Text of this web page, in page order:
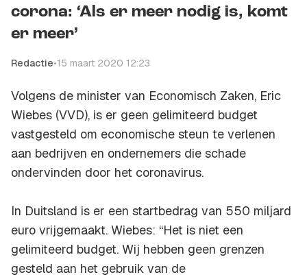
corona: ‘Als er meer nodig is, komt
er meer’
Redactie•15 maart 2020 12:23
Volgens de minister van Economisch Zaken, Eric
Wiebes (VVD), is er geen gelimiteerd budget
vastgesteld om economische steun te verlenen
aan bedrijven en ondernemers die schade
ondervinden door het coronavirus.
In Duitsland is er een startbedrag van 550 miljard
euro vrijgemaakt. Wiebes: “Het is niet een
gelimiteerd budget. Wij hebben geen grenzen
gesteld aan het gebruik van de